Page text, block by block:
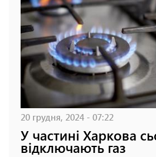
20 грудня, 2024 - 07:22
У частині Харкова
відключають газ